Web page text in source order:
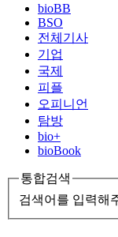
bioBB
BSO
전체기사
기업
국제
피플
오피니언
탐방
bio+
bioBook
통합검색
검색어를 입력해